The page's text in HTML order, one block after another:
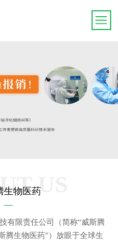
生物医药US
有限责任公司（简称“威斯腾
腾生物医药”）放眼于全球生